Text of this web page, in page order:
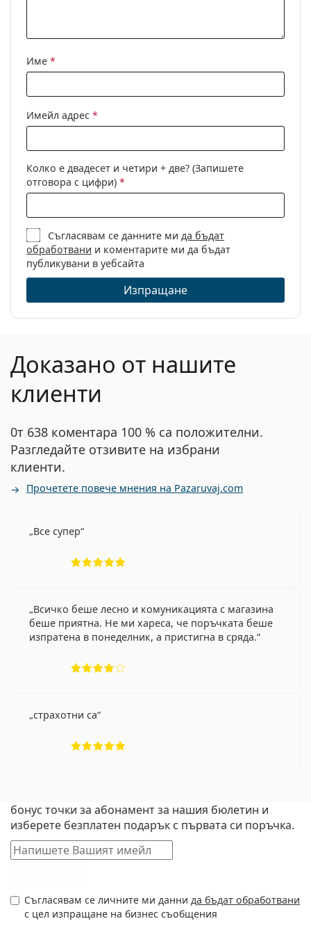
Кутия:
Да
почистване:
Да
Други
Пол:
Дамски
Категория:
Слънчеви очила
Предназначение:
Код:
BV8245 55088H 55
Име *
Имейл адрес *
Колко е двадесет и четири + две? (Запишете
отговора с цифри) *
Съгласявам се данните мида бъдат
обработвани и коментарите ми да бъдат
публикувани в уебсайта
Изпращане
Доказано от нашите
клиенти
0т 638 коментара 100 % са положителни.
Разгледайте отзивите на избрани
клиенти.
Прочетете повече мнения на Pazaruvaj.com
Все супер
Всичко беше лесно и комуникацията с магазина
беше приятна. Не ми хареса, че поръчката беше
изпратена в понеделник, а пристигна в сряда.
страхотни са
бонус точки за абонамент за нашия бюлетин и
изберете безплатен подарък с първата си поръчка.
Имейл
Съгласявам се личните ми данни да бъдат обработвани
с цел изпращане на бизнес съобщения